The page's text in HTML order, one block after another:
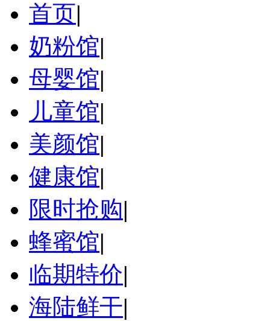
首页|
奶粉馆|
母婴馆|
儿童馆|
美颜馆|
健康馆|
限时抢购|
蜂蜜馆|
临期特价|
海陆鲜干|